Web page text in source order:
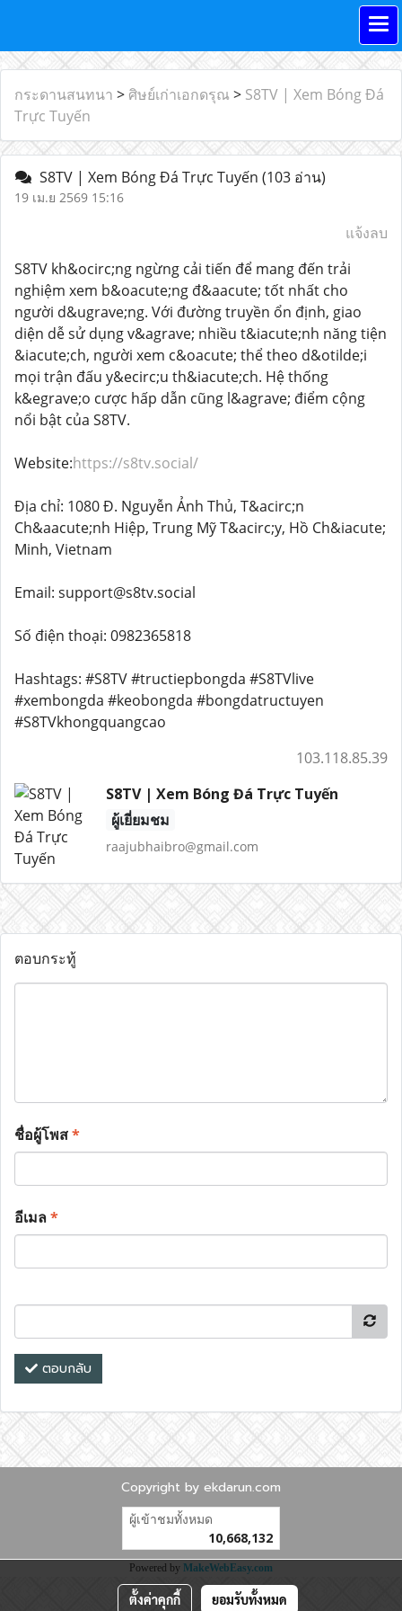
กระดานสนทนา > ศิษย์เก่าเอกดรุณ > S8TV | Xem Bóng Đá
Trực Tuyến
S8TV | Xem Bóng Đá Trực Tuyến (103 อ่าน)
19 เม.ย 2569 15:16
แจ้งลบ
S8TV kh&ocirc;ng ngừng cải tiến để mang đến trải
nghiệm xem b&oacute;ng đ&aacute; tốt nhất cho
người d&ugrave;ng. Với đường truyền ổn định, giao
diện dễ sử dụng v&agrave; nhiều t&iacute;nh năng tiện
&iacute;ch, người xem c&oacute; thể theo d&otilde;i
mọi trận đấu y&ecirc;u th&iacute;ch. Hệ thống
k&egrave;o cược hấp dẫn cũng l&agrave; điểm cộng
nổi bật của S8TV.
Website:https://s8tv.social/
Địa chỉ: 1080 Đ. Nguyễn Ảnh Thủ, T&acirc;n
Ch&aacute;nh Hiệp, Trung Mỹ T&acirc;y, Hồ Ch&iacute;
Minh, Vietnam
Email: support@s8tv.social
Số điện thoại: 0982365818
Hashtags: #S8TV #tructiepbongda #S8TVlive
#xembongda #keobongda #bongdatructuyen
#S8TVkhongquangcao
103.118.85.39
S8TV | Xem Bóng Đá Trực Tuyến
ผู้เยี่ยมชม
raajubhaibro@gmail.com
ตอบกระทู้
ชื่อผู้โพส*
อีเมล*
ตอบกลับ
Copyright by ekdarun.com
ผู้เข้าชมทั้งหมด
10,668,132
Powered by MakeWebEasy.com
ตั้งค่าคุกกี้ ยอมรับทั้งหมด